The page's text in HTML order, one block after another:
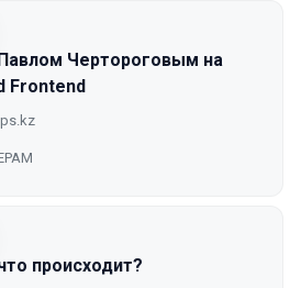
Чертороговым на
Frontend
ps.kz
происходит?